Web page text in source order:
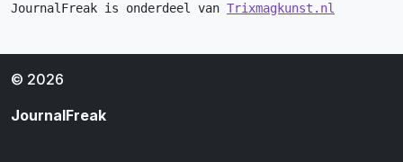
JournalFreak is onderdeel van Trixmagkunst.nl
© 2026
JournalFreak